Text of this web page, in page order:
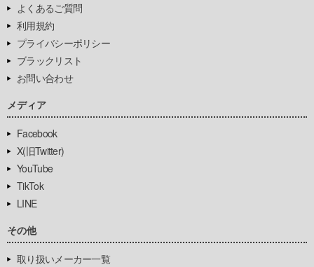
よくあるご質問
利用規約
プライバシーポリシー
ブラックリスト
お問い合わせ
メディア
Facebook
X(旧Twitter)
YouTube
TikTok
LINE
その他
取り扱いメーカー一覧